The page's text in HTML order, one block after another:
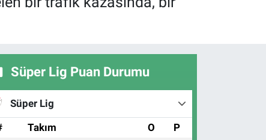
Süper Lig Puan Durumu
Süper Lig
Takım O P